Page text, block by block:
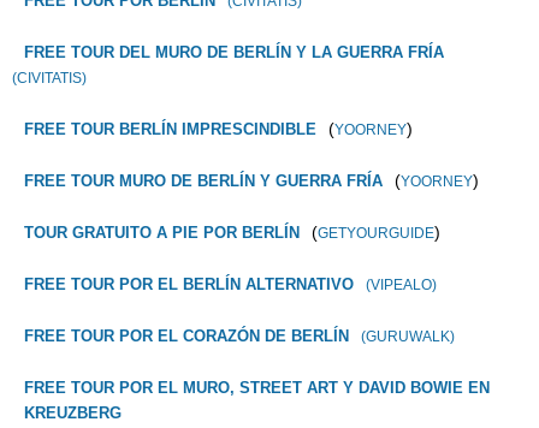
FREE TOUR DEL MURO DE BERLÍN Y LA GUERRA FRÍA
(CIVITATIS)
FREE TOUR BERLÍN IMPRESCINDIBLE (YOORNEY)
FREE TOUR MURO DE BERLÍN Y GUERRA FRÍA (YOORNEY)
TOUR GRATUITO A PIE POR BERLÍN (GETYOURGUIDE)
FREE TOUR POR EL BERLÍN ALTERNATIVO (VIPEALO)
FREE TOUR POR EL CORAZÓN DE BERLÍN (GURUWALK)
FREE TOUR POR EL MURO, STREET ART Y DAVID BOWIE EN
KREUZBERG